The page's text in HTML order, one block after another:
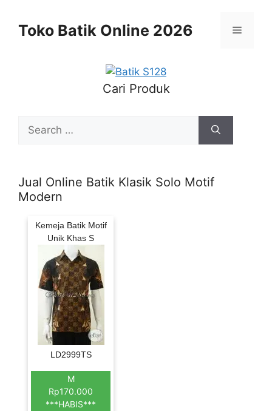
contentToko Batik Online 2026 Menu
Cari Produk
for:
Jual Online Batik Klasik Solo Motif
Modern
Kemeja Batik Motif
Unik Khas S
LD2999TS
M
Rp170.000
***HABIS***